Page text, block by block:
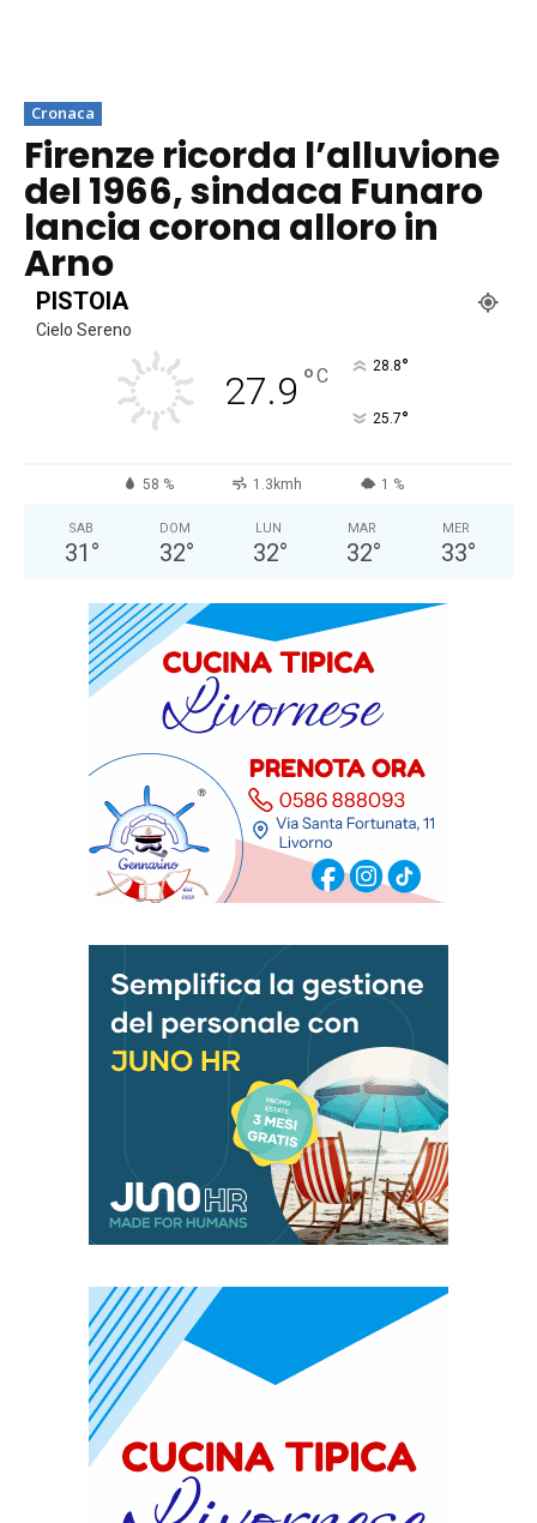
Cronaca
Firenze ricorda l’alluvione
del 1966, sindaca Funaro
lancia corona alloro in
Arno
PISTOIA
Cielo Sereno
27.9 °C 28.8°
25.7°
58 % 1.3kmh 1 %
SAB
31 °
DOM
32°
LUN
32°
MAR
32°
MER
33°